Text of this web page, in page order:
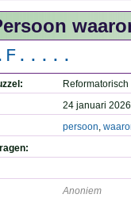
24 januari
persoon,
Anoniem